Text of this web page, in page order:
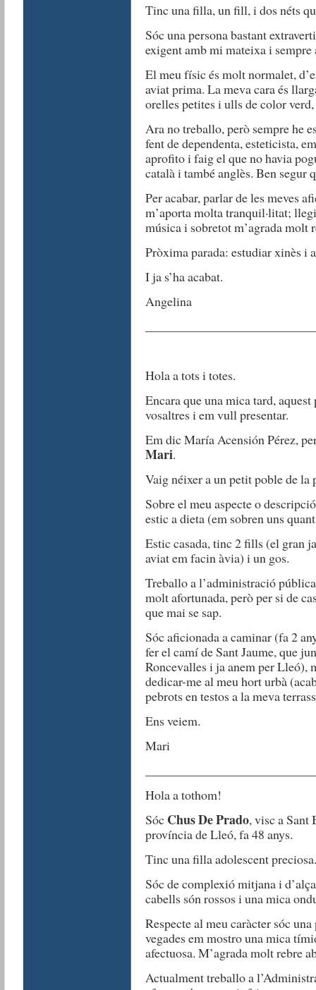
Tinc una filla, un fill, i dos néts
Sóc una persona bastant
exigent amb mi mateixa i sempre
El meu físic és molt normalet,
aviat prima. La meva cara és
orelles petites i ulls de color verd,
Ara no treballo, però sempre he
fent de dependenta, esteticista,
aprofito i faig el que no havia
català i també anglès. Ben segur
Per acabar, parlar de les meves
m’aporta molta tranquil·litat;
música i sobretot m’agrada molt
Pròxima parada: estudiar xinès i
I ja s’ha acabat.
Angelina
Hola a tots i totes.
Encara que una mica tard,
vosaltres i em vull presentar.
Em dic María Acensión Pérez,
Mari.
Vaig néixer a un petit poble de la
Sobre el meu aspecte o
estic a dieta (em sobren uns
Estic casada, tinc 2 fills (el gran
aviat em facin àvia) i un gos.
Treballo a l’administració
molt afortunada, però per si de
que mai se sap.
Sóc aficionada a caminar (fa 2
fer el camí de Sant Jaume, que
Roncevalles i ja anem per Lleó),
dedicar-me al meu hort urbà
pebrots en testos a la meva
Ens veiem.
Mari
Hola a tothom!
Sóc Chus De Prado, visc a Sant
província de Lleó, fa 48 anys.
Tinc una filla adolescent preciosa.
Sóc de complexió mitjana i
cabells són rossos i una mica
Respecte al meu caràcter sóc
vegades em mostro una mica
afectuosa. M’agrada molt rebre
Actualment treballo a